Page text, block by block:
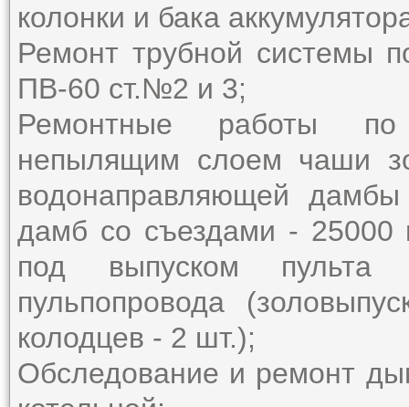
колонки и бака
Ремонт трубной системы
ПВ-60 ст.№2 и 3;
Ремонтные работы по
непылящим слоем чаши
водонаправляющей
дамб со съездами - 25000
под выпуском
пульпопровода
колодцев - 2 шт.);
Обследование и ремонт